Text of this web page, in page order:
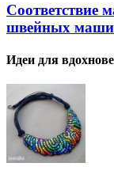
Соответствие
швейных
Идеи для